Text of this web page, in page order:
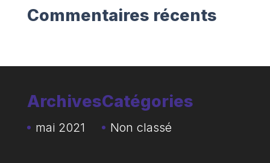
Commentaires récents
Archives
mai 2021
Catégories
Non classé